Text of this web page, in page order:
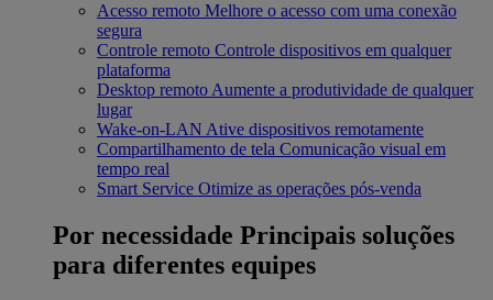
Acesso remoto Melhore o acesso com uma conexão
segura
Controle remoto Controle dispositivos em qualquer
plataforma
Desktop remoto Aumente a produtividade de qualquer
lugar
Wake-on-LAN Ative dispositivos remotamente
Compartilhamento de tela Comunicação visual em
tempo real
Smart Service Otimize as operações pós-venda
Por necessidade Principais soluções
para diferentes equipes